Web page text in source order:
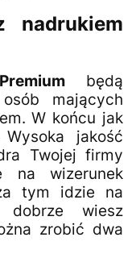
nadrukiem
będą
mających
W końcu jak
jakość
Twojej firmy
na wizerunek
tym idzie na
wiesz
zrobić dwa